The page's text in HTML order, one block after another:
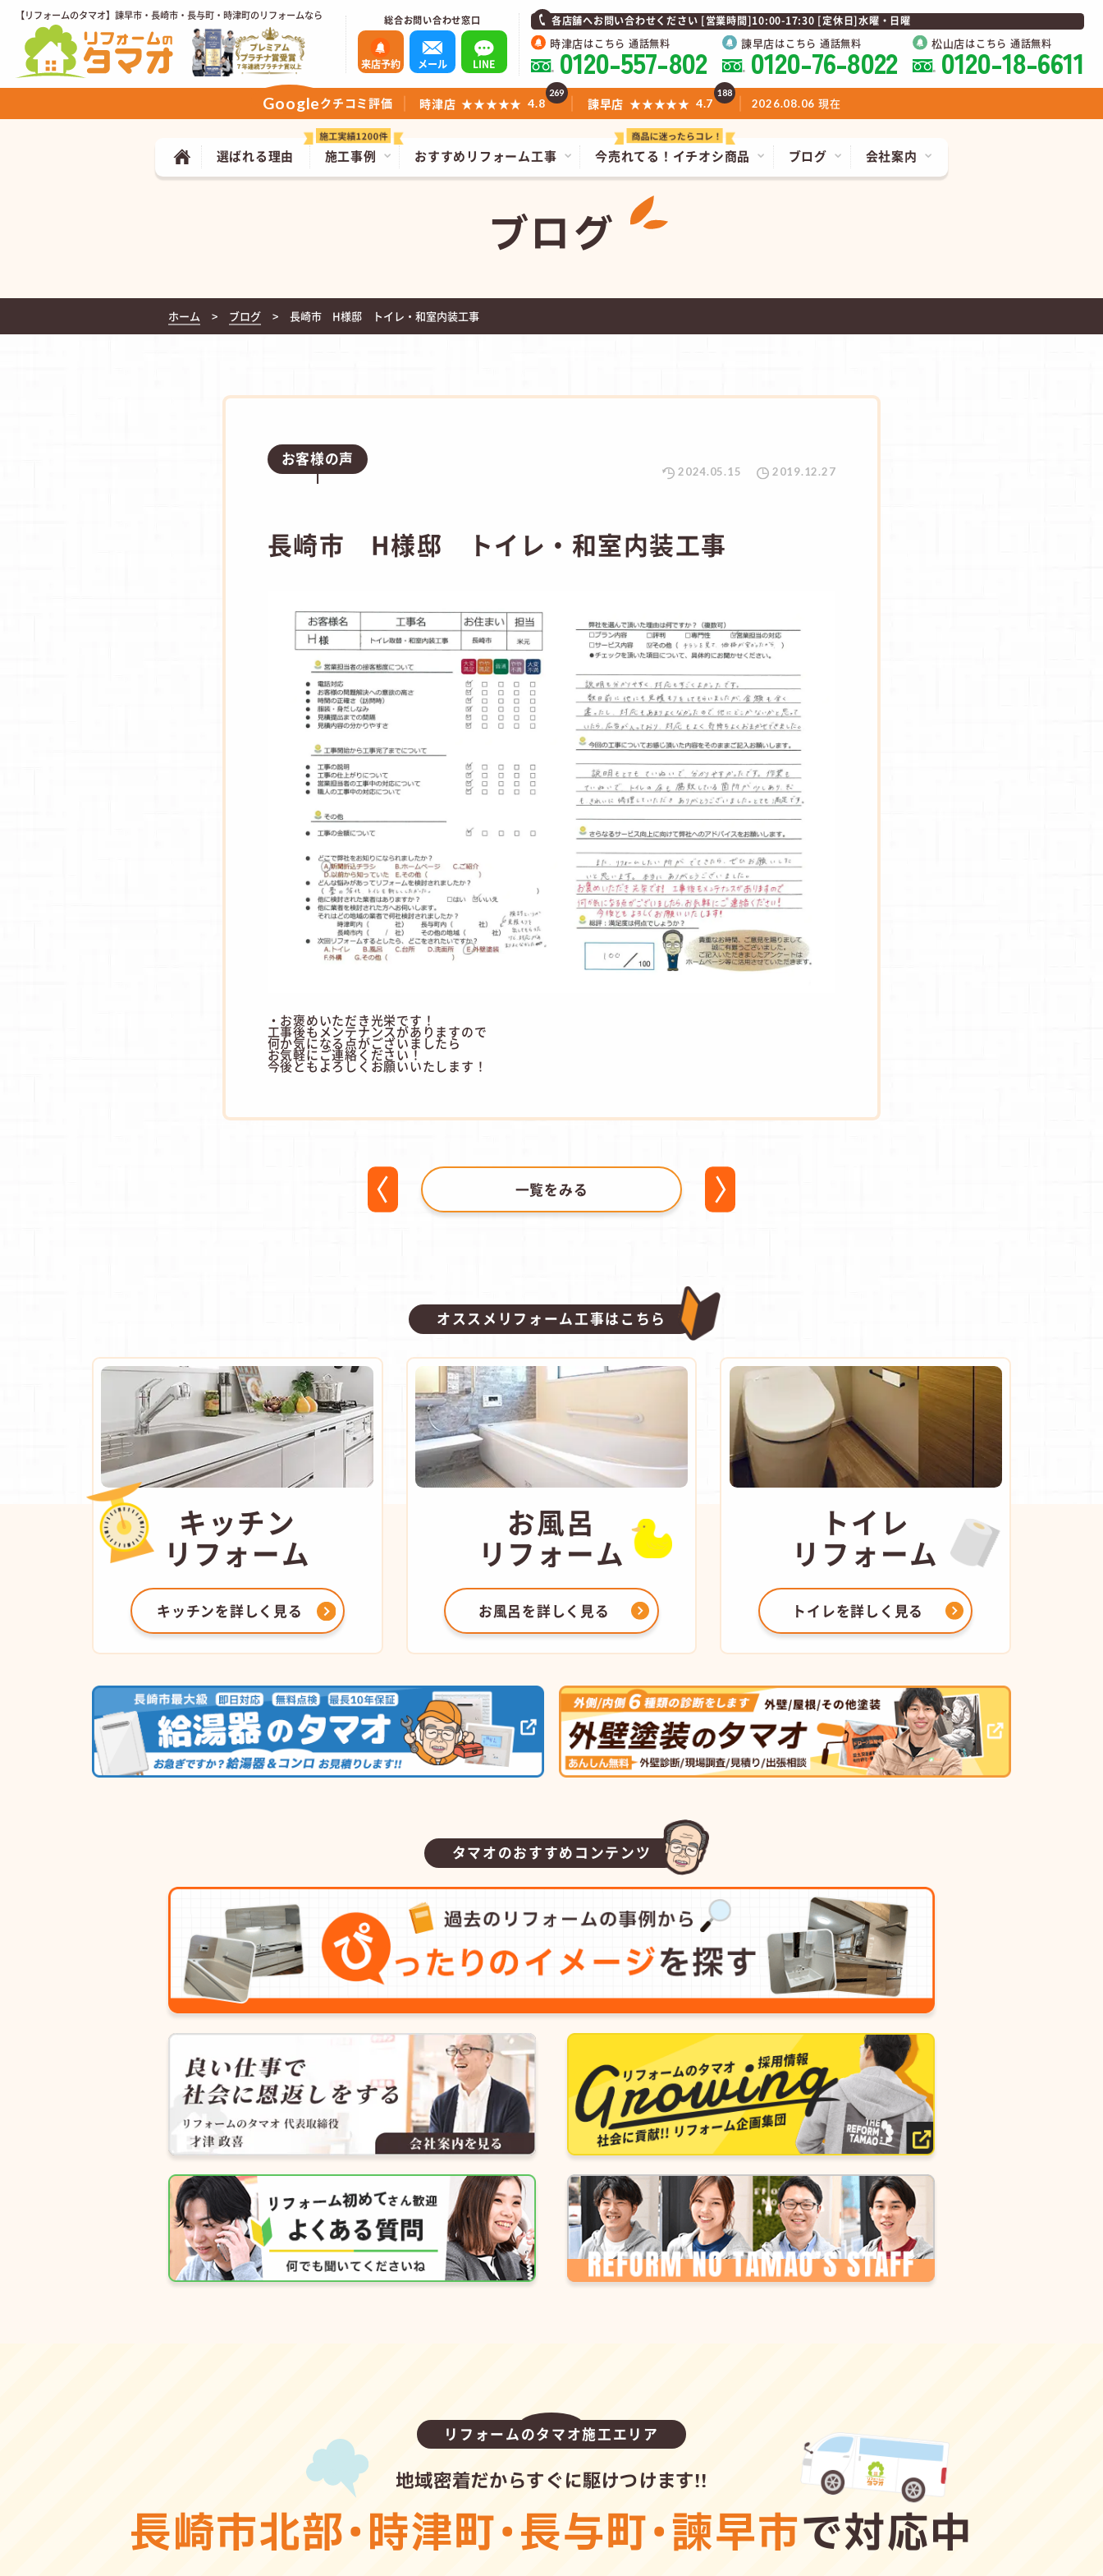
【リフォームのタマオ】諫早市・長崎市・長与町・時津町のリフォームなら 総合お問い合わせ窓口
来店予約 メール LINE
各店舗へお問い合わせください [営業時間]10:00-17:30 [定休日]水曜・日曜
時津店はこちら 通話無料
0120-557-802 諫早店はこちら 通話無料
0120-76-8022 松山店はこちら 通話無料
0120-18-6611
今売れてる！ イチオシ商品
施工事例 おすすめリフォーム工事
選ばれる理由 ブログ 会社案内
Googleクチコミ評価 時津店 ★★★★★ 4.8
269
諫早店 ★★★★★ 4.7
188
2026.08.06 現在
ブログ
ホーム ブログ 長崎市 H様邸 トイレ・和室内装工事
お客様の声
2024.05.15 2019.12.27
長崎市 H様邸 トイレ・和室内装工事
・お褒めいただき光栄です！
工事後もメンテナンスがありますので
何か気になる点がございましたら
お気軽にご連絡ください！
今後ともよろしくお願いいたします！
一覧をみる
オススメリフォーム工事はこちら
キッチン
リフォーム
キッチンを詳しく見る
お風呂
リフォーム
お風呂を詳しく見る
トイレ
リフォーム
トイレを詳しく見る
タマオのおすすめコンテンツ
リフォームのタマオ施工エリア
地域密着だからすぐに駆けつけます!!
長崎市北部・時津町・長与町・諫早市で対応中